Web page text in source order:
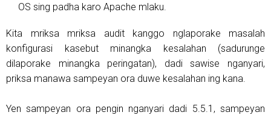
OS sing padha karo Apache mlaku.
Kita mriksa mriksa audit kanggo nglaporake masalah
konfigurasi kasebut minangka kesalahan (sadurunge
dilaporake minangka peringatan), dadi sawise nganyari,
priksa manawa sampeyan ora duwe kesalahan ing kana.
Yen sampeyan ora pengin nganyari dadi 5.5.1, sampeyan